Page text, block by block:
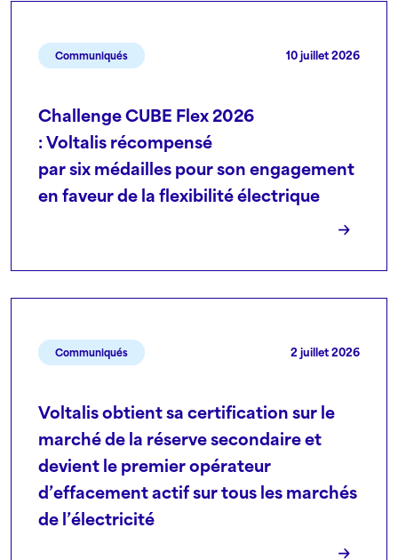
Communiqués 10 juillet 2026
Challenge CUBE Flex 2026
: Voltalis récompensé
par six médailles pour son engagement
en faveur de la flexibilité électrique
Communiqués 2 juillet 2026
Voltalis obtient sa certification sur le
marché de la réserve secondaire et
devient le premier opérateur
d’effacement actif sur tous les marchés
de l’électricité